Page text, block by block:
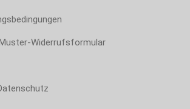
Widerrufsformular